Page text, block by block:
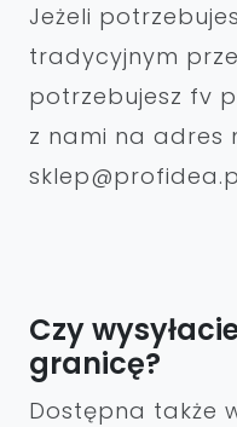
Jeżeli
tradycyjnym
potrzebujesz fv
z nami na adres
Czy
granicę?
Dostępna także